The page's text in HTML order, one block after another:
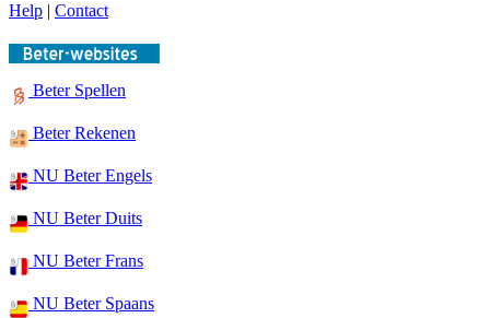
Help | Contact
Beter Spellen
Beter Rekenen
NU Beter Engels
NU Beter Duits
NU Beter Frans
NU Beter Spaans